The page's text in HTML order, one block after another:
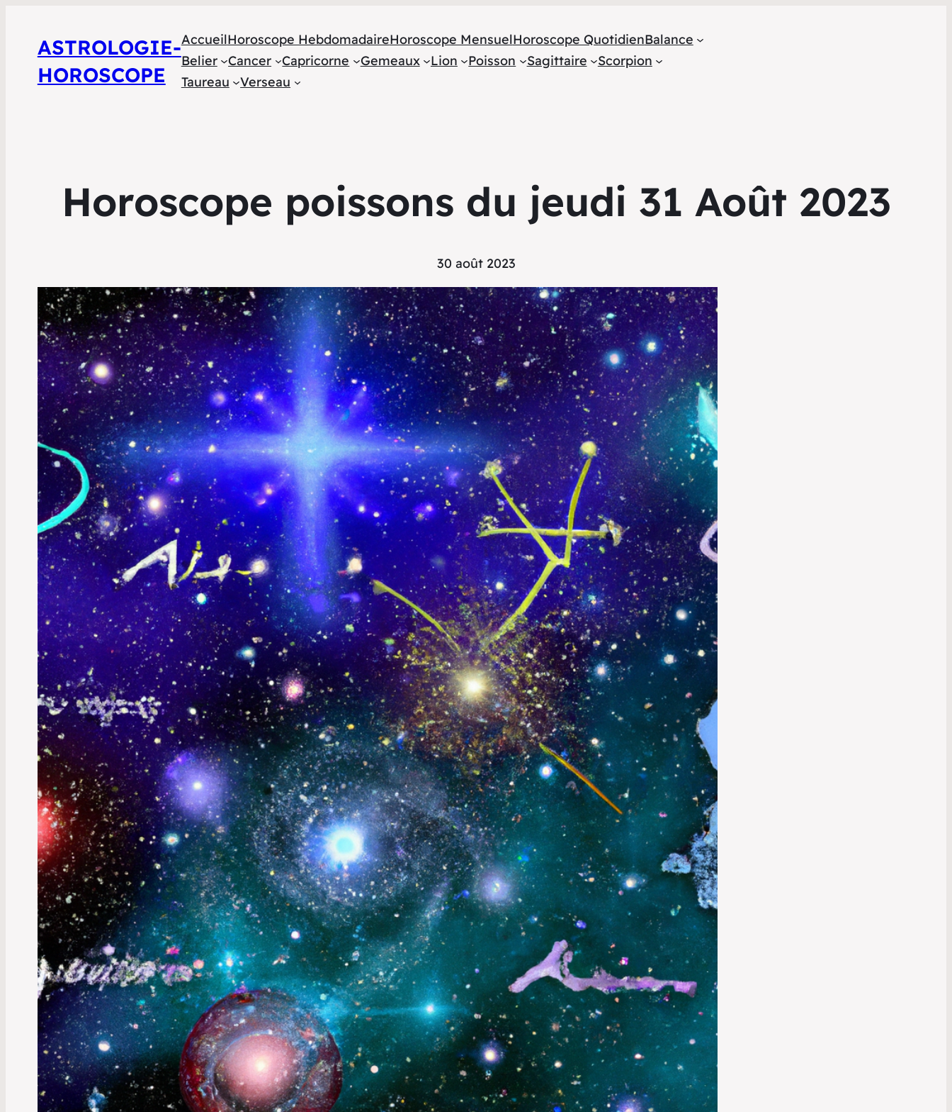
ASTROLOGIE-
HOROSCOPE
AccueilHoroscope HebdomadaireHoroscope MensuelHoroscope QuotidienBalance
Belier
Cancer Capricorne Gemeaux Lion Poisson Sagittaire
Scorpion
Taureau
Verseau
Horoscope poissons du jeudi 31 Août 2023
30 août 2023